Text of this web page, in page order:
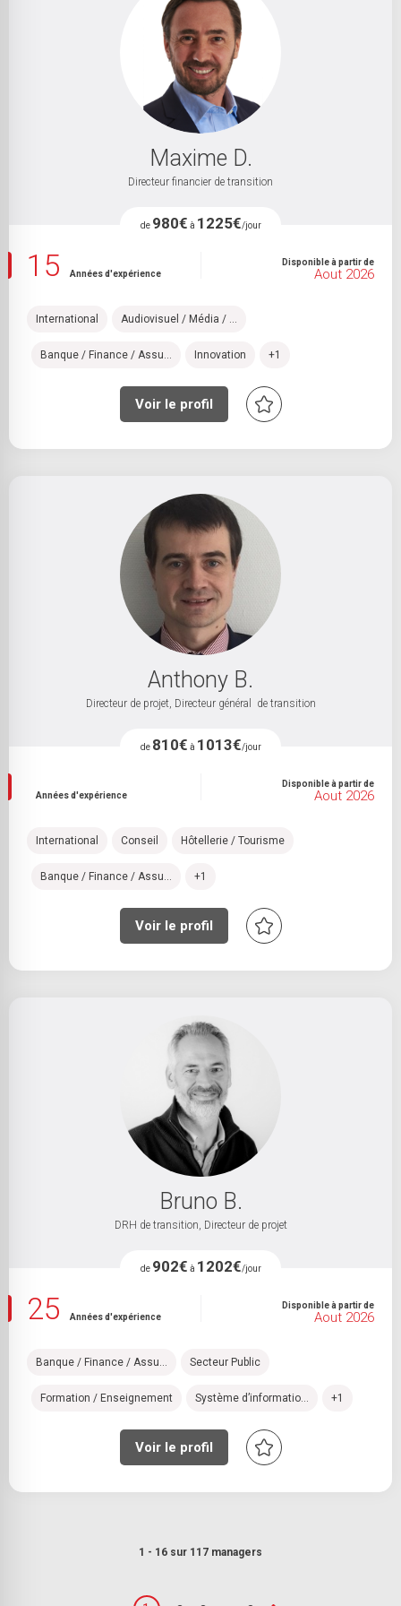
Maxime D.
Directeur financier de transition
de 980€ à 1225€/jour
15 Années d'expérience
Disponible à partir de
Aout 2026
International Audiovisuel / Média / ...
Banque / Finance / Assu... Innovation +1
Voir le profil
Anthony B.
Directeur de projet, Directeur général de transition
de 810€ à 1013€/jour
Années d'expérience
Disponible à partir de
Aout 2026
International Conseil Hôtellerie / Tourisme
Banque / Finance / Assu... +1
Voir le profil
Bruno B.
DRH de transition, Directeur de projet
de 902€ à 1202€/jour
25 Années d'expérience
Disponible à partir de
Aout 2026
Banque / Finance / Assu... Secteur Public
Formation / Enseignement Système d’informatio... +1
Voir le profil
1 - 16 sur 117 managers